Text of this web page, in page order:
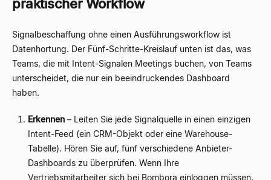
praktischer Workflow
Signalbeschaffung ohne einen Ausführungsworkflow ist
Datenhortung. Der Fünf-Schritte-Kreislauf unten ist das, was
Teams, die mit Intent-Signalen Meetings buchen, von Teams
unterscheidet, die nur ein beeindruckendes Dashboard
haben.
Erkennen – Leiten Sie jede Signalquelle in einen einzigen
Intent-Feed (ein CRM-Objekt oder eine Warehouse-
Tabelle). Hören Sie auf, fünf verschiedene Anbieter-
Dashboards zu überprüfen. Wenn Ihre
Vertriebsmitarbeiter sich bei Bombora einloggen müssen,